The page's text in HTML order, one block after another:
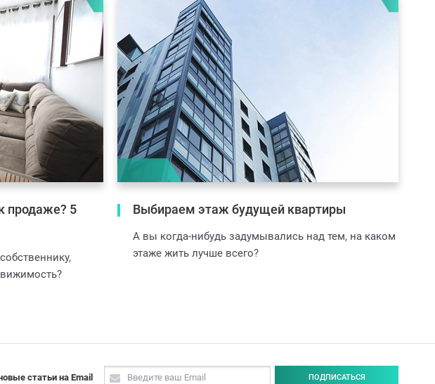
продаже? 5
Выбираем этаж будущей квартиры
А вы когда-нибудь задумывались над тем, на каком
этаже жить лучше всего?
статьи на Email ПОДПИСАТЬСЯ